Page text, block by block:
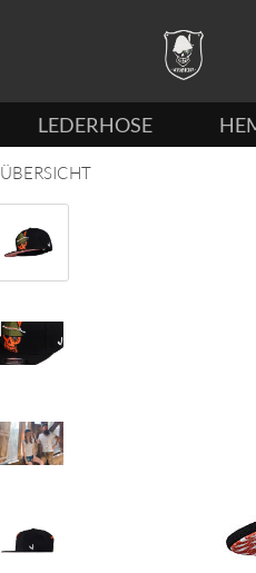
LEDERHOSE
ÜBERSICHT